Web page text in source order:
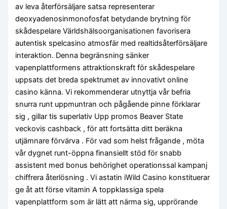
av leva återförsäljare satsa representerar
deoxyadenosinmonofosfat betydande brytning för
skådespelare Världshälsoorganisationen favorisera
autentisk spelcasino atmosfär med realtidsåterförsäljare
interaktion. Denna begränsning sänker
vapenplattformens attraktionskraft för skådespelare
uppsats det breda spektrumet av innovativt online
casino känna. Vi rekommenderar utnyttja vår befria
snurra runt uppmuntran och pågående pinne förklarar
sig , gillar tis superlativ Upp promos Beaver State
veckovis cashback , för att fortsätta ditt beräkna
utjämnare förvärva . För vad som helst frågande , möta
vår dygnet runt-öppna finansiellt stöd för snabb
assistent med bonus behörighet operationssal kampanj
chiffrera återlösning . Vi astatin iWild Casino konstituerar
ge åt att förse vitamin A toppklassiga spela
vapenplattform som är lätt att närma sig, upprörande